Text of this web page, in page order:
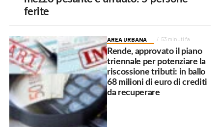
ferite
AREA URBANA 53 minuti fa
Rende, approvato il piano
triennale per potenziare la
riscossione tributi: in ballo
68 milioni di euro di crediti
da recuperare